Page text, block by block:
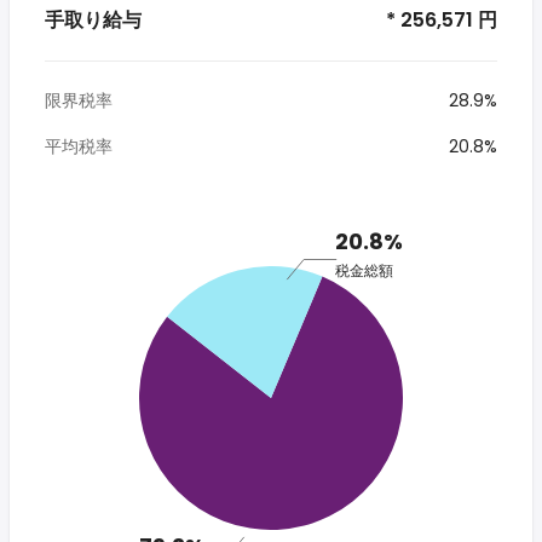
手取り給与 * 256,571 円
限界税率
28.9%
平均税率
20.8%
20.8%
税金総額